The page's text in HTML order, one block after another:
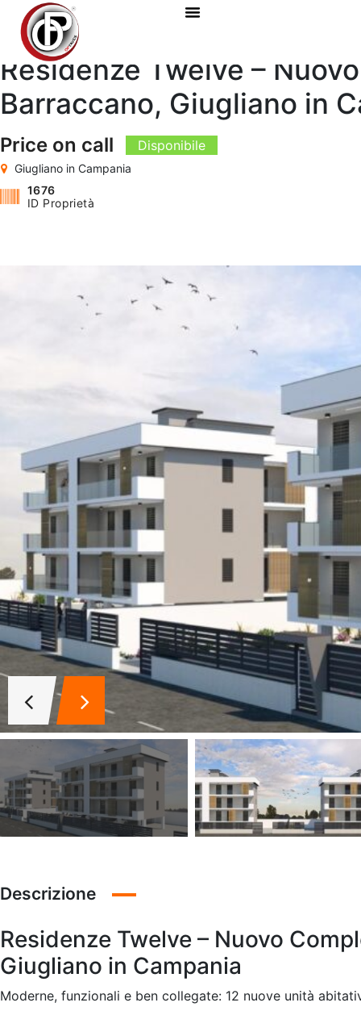
Residenze Twelve –
Barraccano, Giugliano in
Price on call Disponibile
Giugliano in Campania
1676
ID Proprietà
Descrizione
Residenze Twelve – Nuovo
Giugliano in Campania
Moderne, funzionali e ben collegate: 12 nuove unità